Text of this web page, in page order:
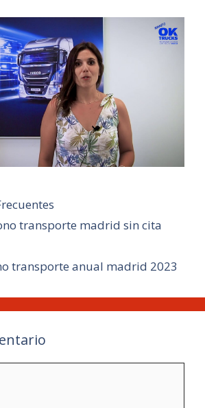
transporte madrid sin cita
transporte anual madrid 2023